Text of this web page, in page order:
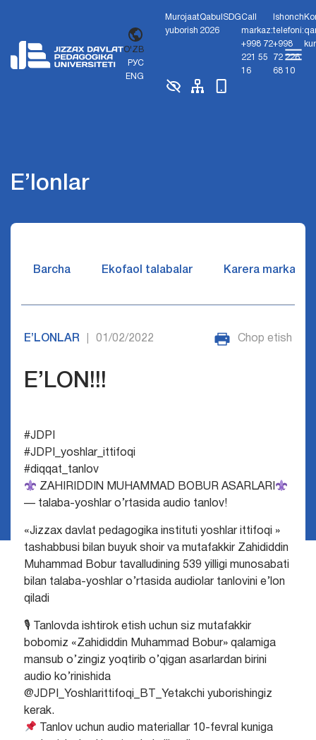
O'ZB
РУС
ENG
Murojaat
yuborish
Qabul
2026
SDGCall
markaz:
+998 72
221 55
16
Ishonch
telefoni:
+998
72 226
68 10
E’lonlar
Barcha Ekofaol talabalar Karera markazi
E’LONLAR 01/02/2022 Chop etish
E’LON!!!
#JDPI
#JDPI_yoshlar_ittifoqi
#diqqat_tanlov
ZAHIRIDDIN MUHAMMAD BOBUR ASARLARI
— talaba-yoshlar o’rtasida audio tanlov!
«Jizzax davlat pedagogika instituti yoshlar ittifoqi »
tashabbusi bilan buyuk shoir va mutafakkir Zahididdin
Muhammad Bobur tavalludining 539 yilligi munosabati
bilan talaba-yoshlar o’rtasida audiolar tanlovini e’lon
qiladi
🎙 Tanlovda ishtirok etish uchun siz mutafakkir
bobomiz «Zahididdin Muhammad Bobur» qalamiga
mansub o’zingiz yoqtirib o’qigan asarlardan birini
audio ko’rinishida
@JDPI_Yoshlarittifoqi_BT_Yetakchi yuborishingiz
kerak.
Tanlov uchun audio materiallar 10-fevral kuniga